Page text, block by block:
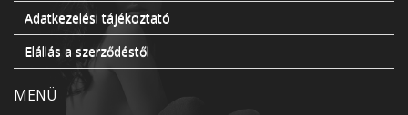
Adatkezelési tájékoztató
Elállás a szerződéstől
MENÜ